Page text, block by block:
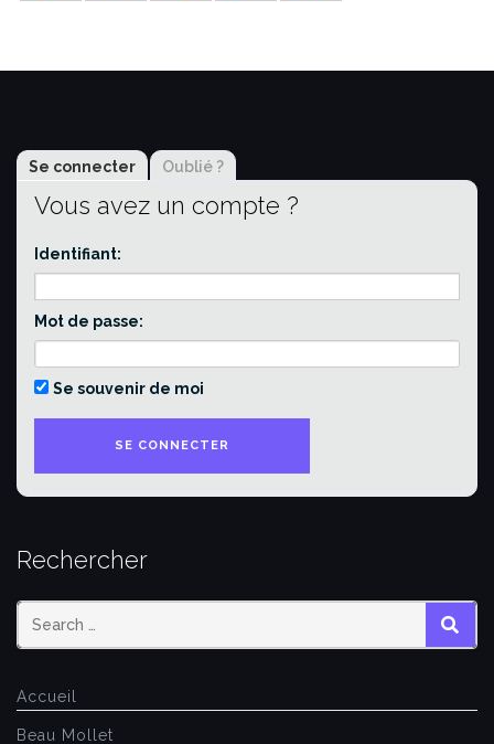
Se connecter Oublié ?
Vous avez un compte ?
Identifiant:
Mot de passe:
Se souvenir de moi
Rechercher
Accueil
Beau Mollet